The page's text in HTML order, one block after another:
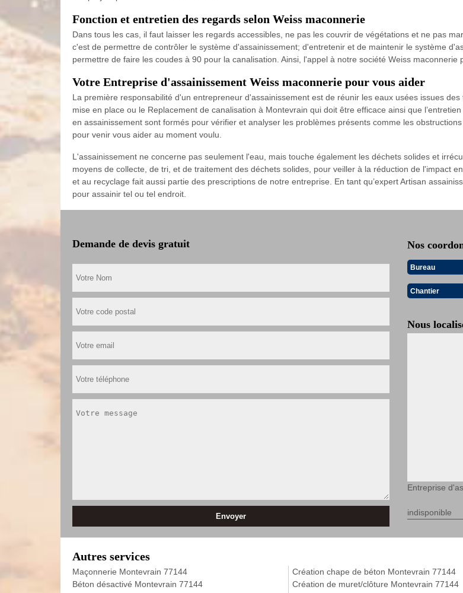
Fonction et entretien des regards selon Weiss maconnerie
Dans tous les cas, il faut laisser les regards accessibles, ne pas les couvrir de végétations et ne pas
c'est de permettre de contrôler le système d'assainissement; d'entretenir et de maintenir le système
permettre de faire les coudes à 90 pour la canalisation. Ainsi, l'appel à notre société Weiss maconnerie
Votre Entreprise d'assainissement Weiss maconnerie pour vous aider
La première responsabilité d'un entrepreneur d'assainissement est de réunir les eaux usées issues
mise en place ou le Replacement de canalisation à Montevrain qui doit être efficace ainsi que
en assainissement sont formés pour vérifier et analyser les problèmes présents comme les
pour venir vous aider au moment voulu.
L'assainissement ne concerne pas seulement l'eau, mais touche également les déchets solides et
moyens de collecte, de tri, et de traitement des déchets solides, pour veiller à la réduction de l'impact
et au recyclage fait aussi partie des prescriptions de notre entreprise. En tant qu’expert Artisan
pour assainir tel ou tel endroit.
Demande de devis gratuit Nos
Bureau
Chantier
Nous
Entreprise
indisponible
Autres services
Maçonnerie Montevrain 77144
Béton désactivé Montevrain 77144
Création chape de béton Montevrain 77144
Création de muret/clôture Montevrain 77144